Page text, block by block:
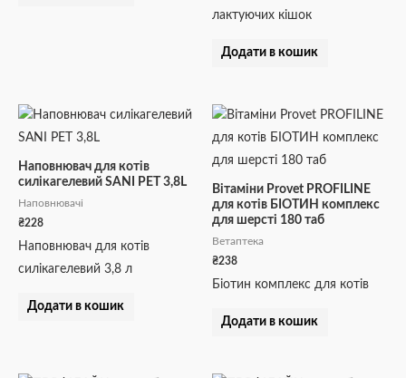
лактуючих кішок
Додати в кошик
Наповнювач для котів
силікагелевий SANI PET 3,8L
Наповнювачі
₴228
Наповнювач для котів
силікагелевий 3,8 л
Додати в кошик
Вітаміни Provet PROFILINE
для котів БІОТИН комплекс
для шерсті 180 таб
Ветаптека
₴238
Біотин комплекс для котів
Додати в кошик